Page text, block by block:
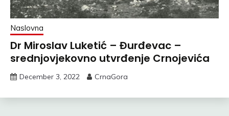
Naslovna
Dr Miroslav Luketić – Đurđevac –
srednjovjekovno utvrđenje Crnojevića
December 3, 2022 CrnaGora